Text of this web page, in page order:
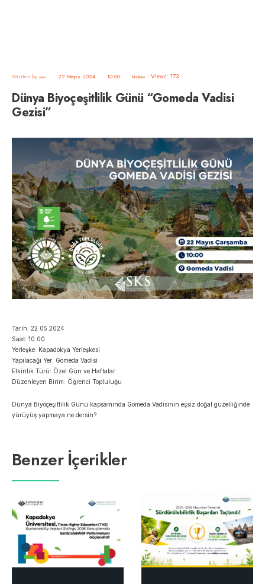
Written by user • 22 Mayıs 2024 • 10:00 • Etkinlikler • Views: 173
Dünya Biyoçeşitlilik Günü “Gomeda Vadisi
Gezisi”
Tarih: 22.05.2024
Saat: 10.00
Yerleşke: Kapadokya Yerleşkesi
Yapılacağı Yer: Gomeda Vadisi
Etkinlik Türü: Özel Gün ve Haftalar
Düzenleyen Birim: Öğrenci Topluluğu
Dünya Biyoçeşitlilik Günü kapsamında Gomeda Vadisinin eşsiz doğal güzelliğinde
yürüyüş yapmaya ne dersin?
Benzer İçerikler